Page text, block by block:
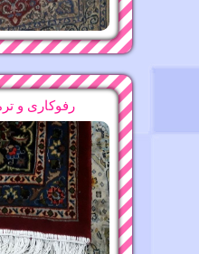
قالیشویی
قالیشویی
قالیشویی
09-11-1396
قالیشویی
رفوکاری و